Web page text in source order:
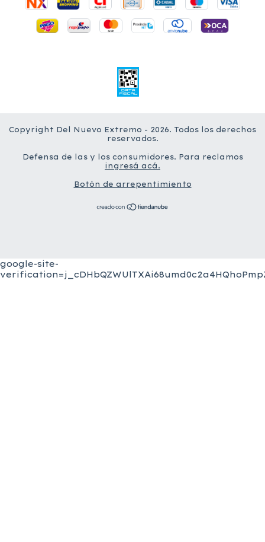
Copyright Del Nuevo Extremo - 2026. Todos los derechos
reservados.
Defensa de las y los consumidores. Para reclamos
ingresá acá.
Botón de arrepentimiento
google-site-